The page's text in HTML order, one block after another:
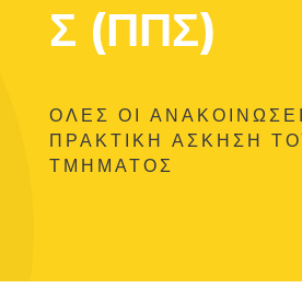
Σ (ΠΠΣ)
ΟΛΕΣ ΟΙ
ΠΡΑΚΤΙΚΗ ΑΣΚΗΣΗ
ΤΜΗΜΑΤΟΣ